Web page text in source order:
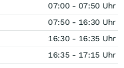
07:00 - 07:50 Uhr
07:50 - 16:30 Uhr
16:30 - 16:35 Uhr
16:35 - 17:15 Uhr